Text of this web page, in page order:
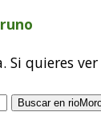
quieres